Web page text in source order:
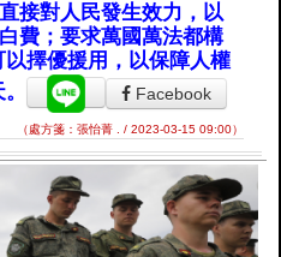
接對人民發生效力，以
費；要求萬國萬法都構
擇優援用，以保障人權
Facebook
（處方箋：張怡菁 . / 2023-03-15 09:00）